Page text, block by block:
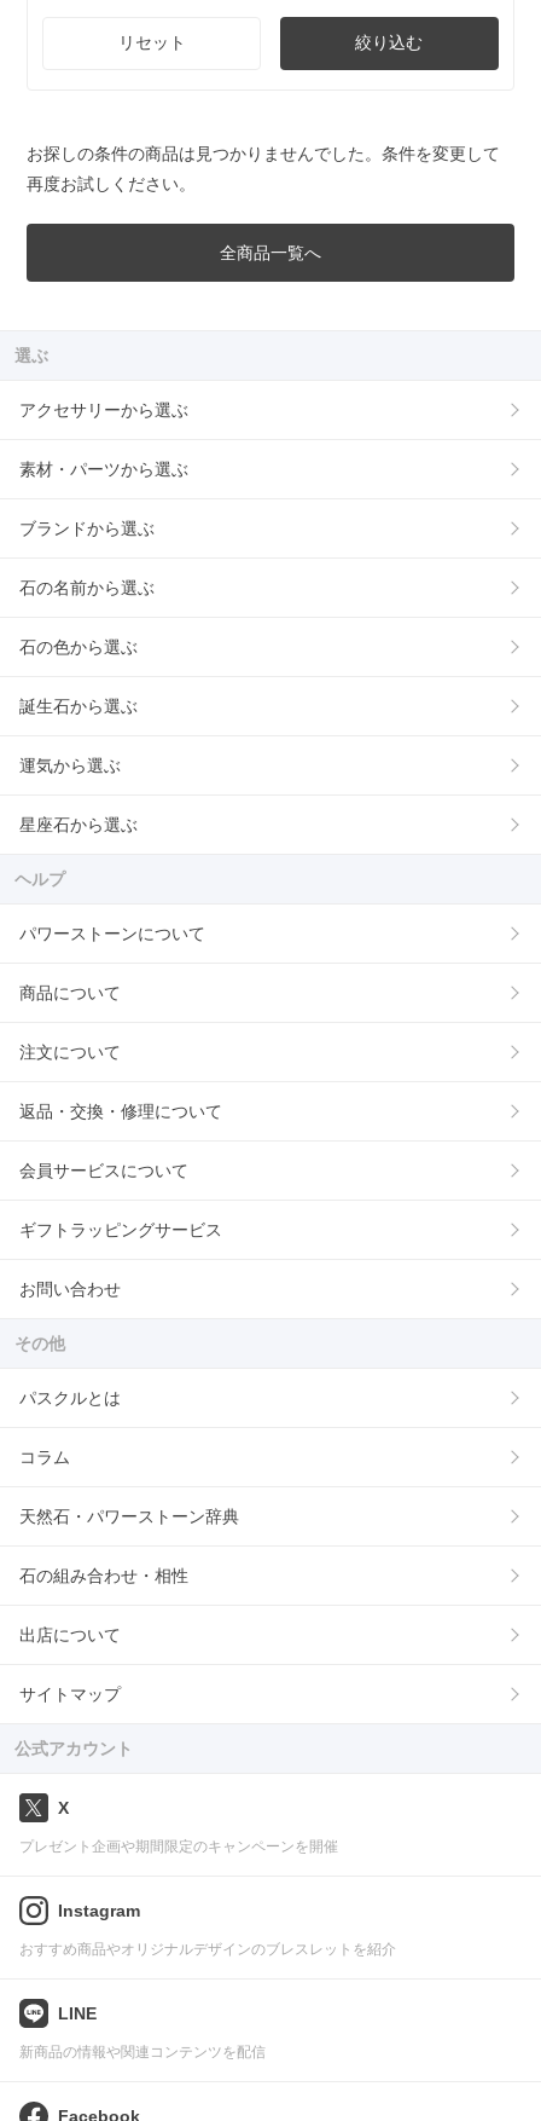
リセット 絞り込む
お探しの条件の商品は見つかりませんでした。条件を変更して
再度お試しください。
全商品一覧へ
選ぶ
アクセサリーから選ぶ
素材・パーツから選ぶ
ブランドから選ぶ
石の名前から選ぶ
石の色から選ぶ
誕生石から選ぶ
運気から選ぶ
星座石から選ぶ
ヘルプ
パワーストーンについて
商品について
注文について
返品・交換・修理について
会員サービスについて
ギフトラッピングサービス
お問い合わせ
その他
パスクルとは
コラム
天然石・パワーストーン辞典
石の組み合わせ・相性
出店について
サイトマップ
公式アカウント
X
プレゼント企画や期間限定のキャンペーンを開催
Instagram
おすすめ商品やオリジナルデザインのブレスレットを紹介
LINE
新商品の情報や関連コンテンツを配信
Facebook